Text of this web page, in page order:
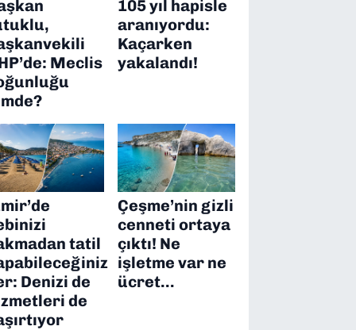
Meclis
105 yıl hapisle
aranıyordu:
Kaçarken
yakalandı!
tatil
Denizi de
de
Çeşme’nin gizli
cenneti ortaya
çıktı! Ne
işletme var ne
ücret…